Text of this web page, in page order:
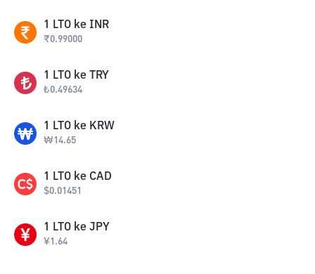
1 LTO ke INR
₹0.99000
1 LTO ke TRY
₺0.49634
1 LTO ke KRW
₩14.65
1 LTO ke CAD
$0.01451
1 LTO ke JPY
¥1.64